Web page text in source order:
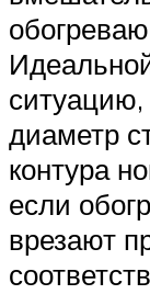
ситуацию,
диаметр
контура
если
врезают